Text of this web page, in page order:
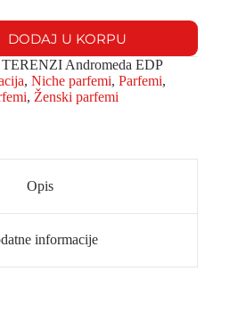
DODAJ U KORPU
Andromeda EDP
, Niche parfemi, Parfemi,
, Ženski parfemi
Opis
informacije